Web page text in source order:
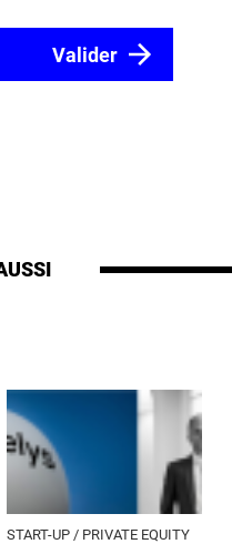
START-UP / PRIVATE EQUITY